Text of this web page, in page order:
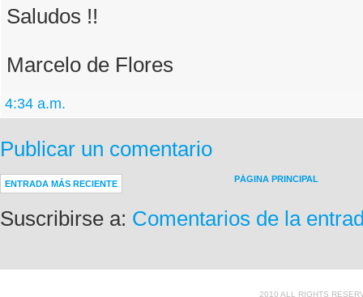
Saludos !!
Marcelo de Flores
4:34 a.m.
Publicar un comentario
ENTRADA MÁS RECIENTE PÁGINA PRINCIPAL
Suscribirse a: Comentarios de la
2010 ALL RIGHTS